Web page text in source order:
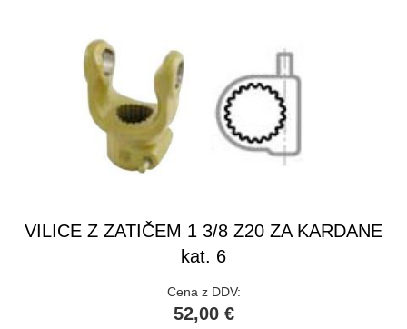
VILICE Z ZATIČEM 1 3/8 Z20 ZA KARDANE
kat. 6
Cena z DDV:
52,00 €